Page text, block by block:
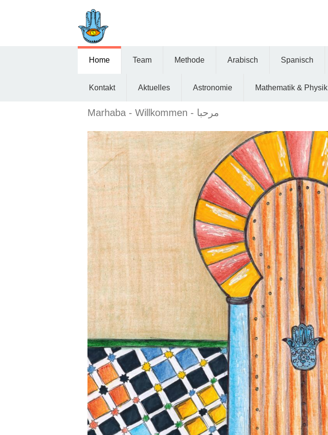
Home Team Methode Arabisch Spanisch
Kontakt Aktuelles Astronomie Mathematik & Physik
Marhaba - Willkommen - مرحبا